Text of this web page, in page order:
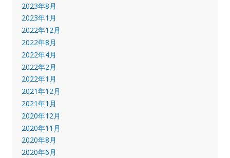
2023年8月
2023年1月
2022年12月
2022年8月
2022年4月
2022年2月
2022年1月
2021年12月
2021年1月
2020年12月
2020年11月
2020年8月
2020年6月